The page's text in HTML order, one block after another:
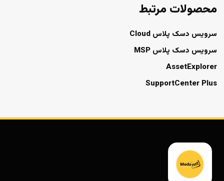
محصولات مرتبط
سرویس دسک پلاس Cloud
سرویس دسک پلاس MSP
AssetExplorer
SupportCenter Plus